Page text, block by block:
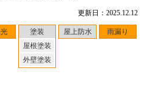
更新日：2025.12.12
塗装
屋根塗装
外壁塗装
屋上防水 雨漏り